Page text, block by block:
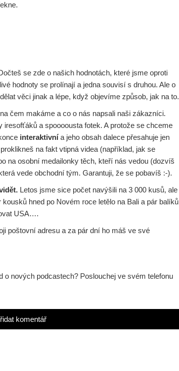
se zde o našich hodnotách, které jsme oproti
hodnoty se prolínají a jedna souvisí s druhou. Ale o
věci jinak a lépe, když objevíme způsob, jak na to.
čem makáme a co o nás napsali naši zákazníci.
a spoooousta fotek. A protože se chceme
interaktivnía jeho obsah dalece přesahuje jen
na fakt vtipná videa (například, jak se
na osobní medailonky těch, kteří nás vedou (dozvíš
vede obchodní tým. Garantuji, že se pobavíš :-).
Letos jsme sice počet navýšili na 3 000 kusů, ale
hned po Novém roce letělo na Bali a pár balíků
USA….
poštovní adresu a za pár dní ho máš ve své
o nových podcastech? Poslouchej ve svém telefonu
komentář